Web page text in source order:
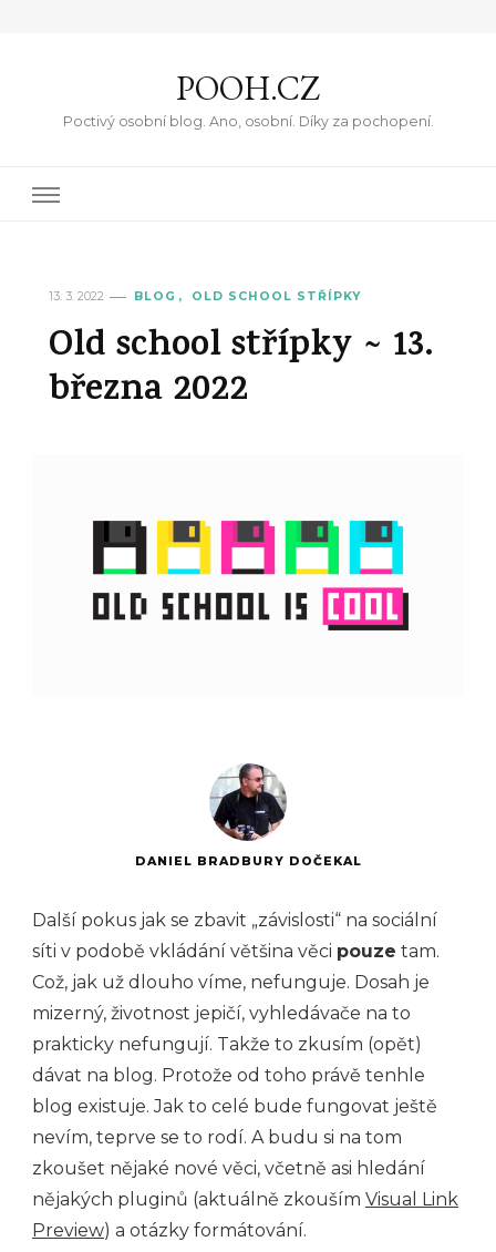
POOH.CZ
Poctivý osobní blog. Ano, osobní. Díky za pochopení.
13. 3. 2022 BLOG OLD SCHOOL STŘÍPKY
Old school střípky ~ 13.
března 2022
DANIEL BRADBURY DOČEKAL
Další pokus jak se zbavit „závislosti“ na sociální
síti v podobě vkládání většina věci pouze tam.
Což, jak už dlouho víme, nefunguje. Dosah je
mizerný, životnost jepičí, vyhledávače na to
prakticky nefungují. Takže to zkusím (opět)
dávat na blog. Protože od toho právě tenhle
blog existuje. Jak to celé bude fungovat ještě
nevím, teprve se to rodí. A budu si na tom
zkoušet nějaké nové věci, včetně asi hledání
nějakých pluginů (aktuálně zkouším Visual Link
Preview) a otázky formátování.